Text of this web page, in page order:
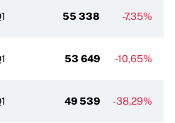
55 338 -7,35%
53 649 -10,65%
49 539 -38,29%